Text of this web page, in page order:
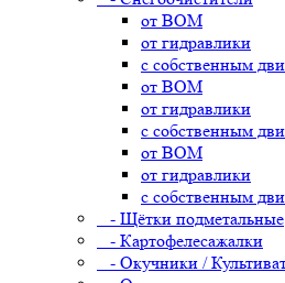
от ВОМ
от гидравлики
с собственным
от ВОМ
от гидравлики
с собственным
от ВОМ
от гидравлики
с собственным
- Щётки подметальные
- Картофелесажалки
- Окучники /